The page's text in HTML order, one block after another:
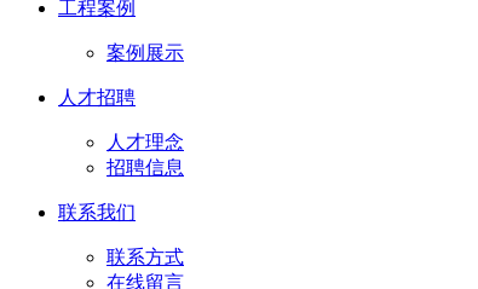
工程案例
案例展示
人才招聘
人才理念
招聘信息
联系我们
联系方式
在线留言